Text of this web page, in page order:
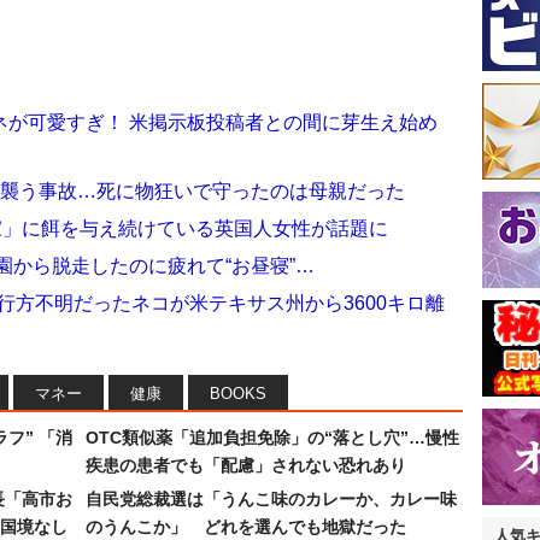
可愛すぎ！ 米掲示板投稿者との間に芽生え始め
う事故…死に物狂いで守ったのは母親だった
に餌を与え続けている英国人女性が話題に
から脱走したのに疲れて“お昼寝”…
方不明だったネコが米テキサス州から3600キロ離
マネー 健康 BOOKS
フ” 「消
「高市お
境なし
OTC類似薬「追加負担免除」の“落とし穴”…慢性
疾患の患者でも「配慮」されない恐れあり
自民党総裁選は「うんこ味のカレーか、カレー味
のうんこか」 どれを選んでも地獄だった
人気